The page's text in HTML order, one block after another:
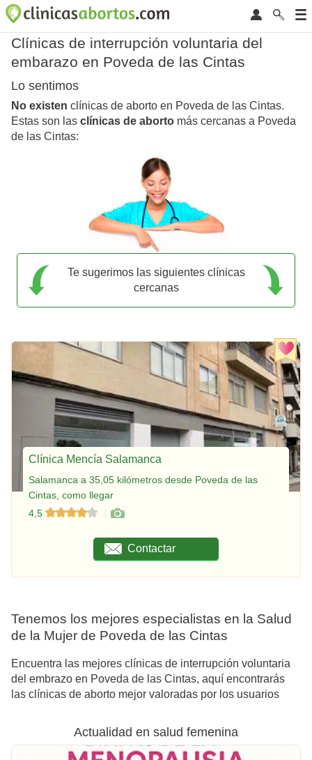
Clínicas de interrupción voluntaria del
embarazo en Poveda de las Cintas
Lo sentimos
No existen clínicas de aborto en Poveda de las Cintas.
Estas son las clínicas de aborto más cercanas a Poveda
de las Cintas:
Te sugerimos las siguientes clínicas
cercanas
Clínica Mencía Salamanca
Salamanca a 35,05 kilómetros desde Poveda de las
Cintas, como llegar
4,5
Contactar
Tenemos los mejores especialistas en la Salud
de la Mujer de Poveda de las Cintas
Encuentra las mejores clínicas de interrupción voluntaria
del embrazo en Poveda de las Cintas, aquí encontrarás
las clínicas de aborto mejor valoradas por los usuarios
Actualidad en salud femenina